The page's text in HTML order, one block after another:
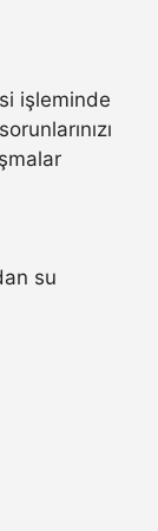
işleminde
su